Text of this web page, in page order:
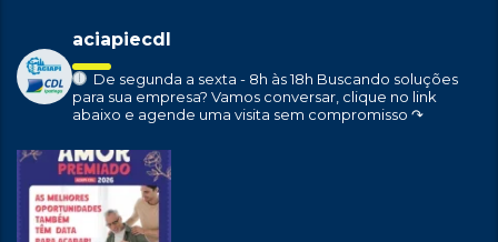
aciapiecdl
De segunda a sexta - 8h às 18h Buscando soluções
para sua empresa? Vamos conversar, clique no link
abaixo e agende uma visita sem compromisso ↷